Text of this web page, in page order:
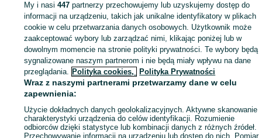
sprzedającym
Zaloguj się / Załóż konto
Kup
My i nasi447 partnerzy przechowujemy lub uzyskujemy dostęp do
informacji na urządzeniu, takich jak unikalne identyfikatory w plikach
cookie w celu przetwarzania danych osobowych. Użytkownik może
zaakceptować wybory lub zarządzać nimi, klikając poniżej lub w
dowolnym momencie na stronie polityki prywatności. Te wybory będą
sygnalizowane naszym partnerom i nie będą miały wpływu na dane
przeglądania. Polityka cookies, Polityka Prywatności
Wraz z naszymi partnerami przetwarzamy dane w celu
zapewnienia:
Użycie dokładnych danych geolokalizacyjnych. Aktywne skanowanie
charakterystyki urządzenia do celów identyfikacji. Rozumienie
odbiorców dzięki statystyce lub kombinacji danych z różnych źródeł.
Przechowywanie informacji na urządzeniu lub dostęp do nich. Pomiar